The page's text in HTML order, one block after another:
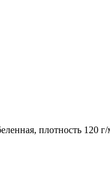
плотность 120